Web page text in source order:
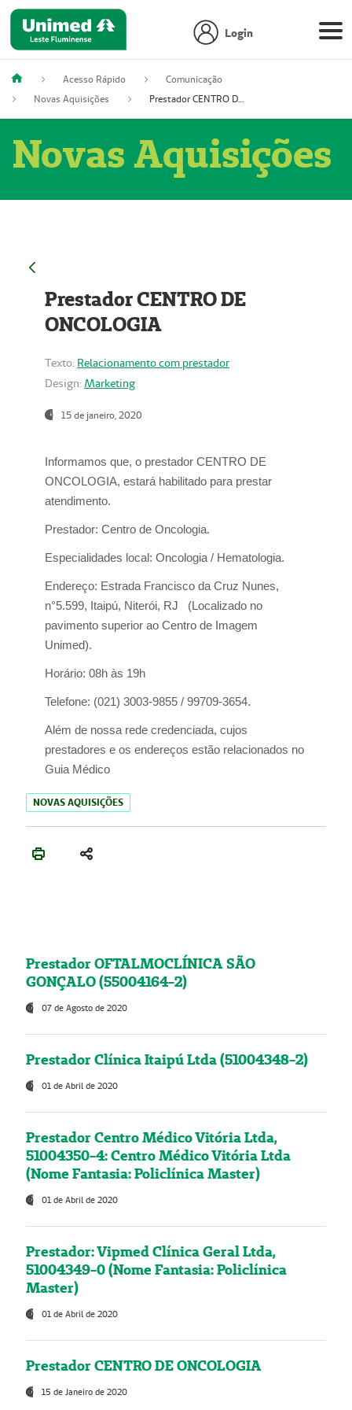
Login
Acesso Rápido
Comunicação
Novas Aquisições
Prestador CENTRO DE ONCOLOGIA
Novas Aquisições
Prestador CENTRO DE
ONCOLOGIA
Texto: Relacionamento com prestador
Design: Marketing
15 de janeiro, 2020
Informamos que, o prestador CENTRO DE
ONCOLOGIA, estará habilitado para prestar
atendimento.
Prestador: Centro de Oncologia.
Especialidades local: Oncologia / Hematologia.
Endereço: Estrada Francisco da Cruz Nunes,
n°5.599, Itaipú, Niterói, RJ (Localizado no
pavimento superior ao Centro de Imagem
Unimed).
Horário: 08h às 19h
Telefone: (021) 3003-9855 / 99709-3654.
Além de nossa rede credenciada, cujos
prestadores e os endereços estão relacionados no
Guia Médico
NOVAS AQUISIÇÕES
Prestador OFTALMOCLÍNICA SÃO
GONÇALO (55004164-2)
07 de Agosto de 2020
Prestador Clínica Itaipú Ltda (51004348-2)
01 de Abril de 2020
Prestador Centro Médico Vitória Ltda,
51004350-4: Centro Médico Vitória Ltda
(Nome Fantasia: Policlínica Master)
01 de Abril de 2020
Prestador: Vipmed Clínica Geral Ltda,
51004349-0 (Nome Fantasia: Policlínica
Master)
01 de Abril de 2020
Prestador CENTRO DE ONCOLOGIA
15 de Janeiro de 2020